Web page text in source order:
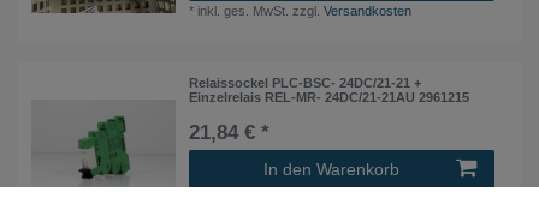
* inkl. ges. MwSt. zzgl.Versandkosten
Relaissockel PLC-BSC- 24DC/21-21 +
Einzelrelais REL-MR- 24DC/21-21AU 2961215
21,84 € *
In den Warenkorb